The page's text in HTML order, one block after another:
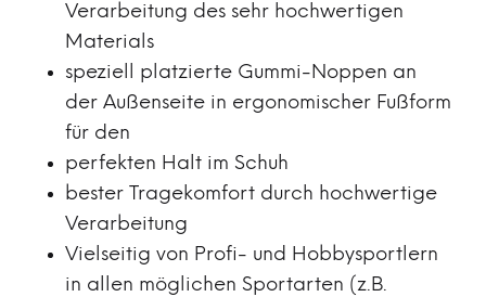
Verarbeitung des sehr hochwertigen
Materials
speziell platzierte Gummi-Noppen an
der Außenseite in ergonomischer Fußform
für den
perfekten Halt im Schuh
bester Tragekomfort durch hochwertige
Verarbeitung
Vielseitig von Profi- und Hobbysportlern
in allen möglichen Sportarten (z.B.